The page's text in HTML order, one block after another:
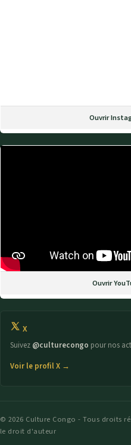
Ouvrir
Ouvrir
X
Suivez @culturecongo pour nos
Voir le profil X →
© 2026 Culture Congo - Tous droits
le droit d'auteur